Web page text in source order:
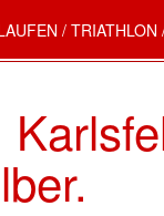
/ TRIATHLON